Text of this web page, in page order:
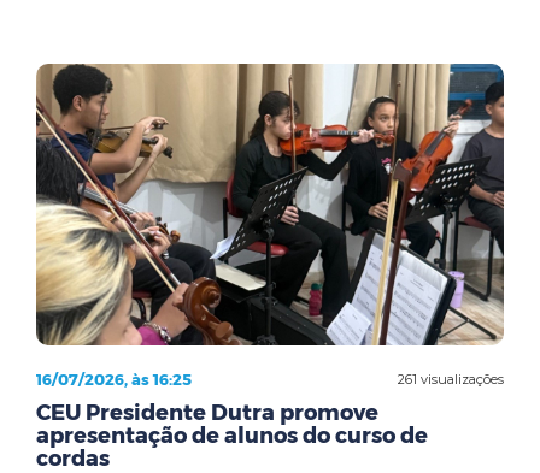
261 visualizações
16/07/2026, às 16:25
CEU Presidente Dutra promove
apresentação de alunos do curso de
cordas